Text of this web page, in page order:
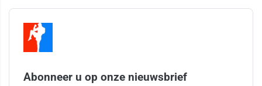
Abonneer u op onze nieuwsbrief